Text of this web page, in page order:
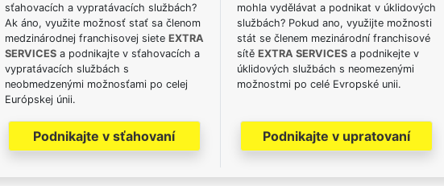
sťahovacích a vypratávacích službách?
Ak áno, využite možnosť stať sa členom
medzinárodnej franchisovej siete EXTRA
SERVICESa podnikajte v sťahovacích a
vypratávacích službách s
neobmedzenými možnosťami po celej
Európskej únii.
Podnikajte v sťahovaní
mohla vydělávat a podnikat v úklidových
službách? Pokud ano, využijte možnosti
stát se členem mezinárodní franchisové
sítě EXTRA SERVICESa podnikejte v
úklidových službách s neomezenými
možnostmi po celé Evropské unii.
Podnikajte v upratovaní